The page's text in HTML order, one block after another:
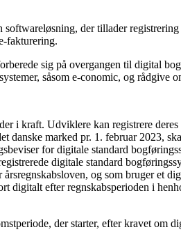
softwareløsning, der tillader
fakturering.
sig på overgangen til digital
såsom e-conomic, og rådgive
i kraft. Udviklere kan registrere
danske marked pr. 1. februar 2023,
for digitale standard
digitale standard
og som bruger et
digitalt efter regnskabsperioden i
der starter, efter kravet